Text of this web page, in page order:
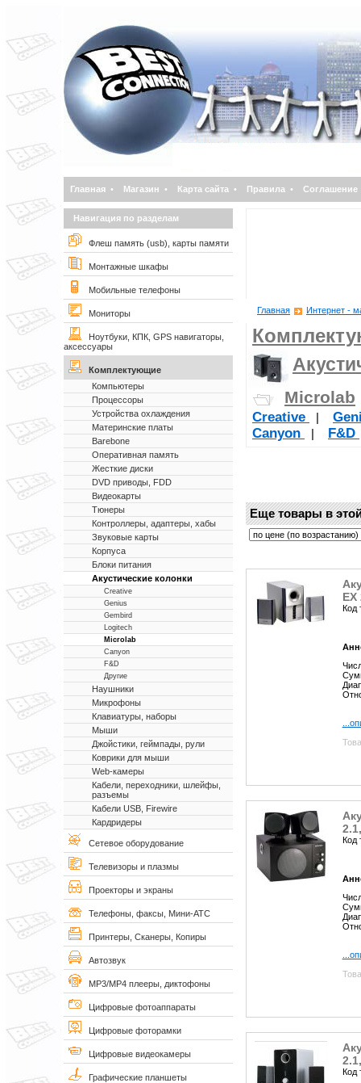
Главная • Магазин • Карта сайта • Правила • Соглашение
Навигация по разделам
Флеш память (usb), карты памяти
Монтажные шкафы
Мобильные телефоны
Мониторы
Ноутбуки, КПК, GPS навигаторы,
аксессуары
Комплектующие
Компьютеры
Процессоры
Устройства охлаждения
Материнские платы
Barebone
Оперативная память
Жесткие диски
DVD приводы, FDD
Видеокарты
Тюнеры
Контроллеры, адаптеры, хабы
Звуковые карты
Корпуса
Блоки питания
Акустические колонки
Creative
Genius
Gembird
Logitech
Microlab
Canyon
F&D
Другие
Наушники
Микрофоны
Клавиатуры, наборы
Мыши
Джойстики, геймпады, рули
Коврики для мыши
Web-камеры
Кабели, переходники, шлейфы,
разъемы
Кабели USB, Firewire
Кардридеры
Сетевое оборудование
Телевизоры и плазмы
Проекторы и экраны
Телефоны, факсы, Мини-АТС
Принтеры, Сканеры, Копиры
Автозвук
MP3/MP4 плееры, диктофоны
Цифровые фотоаппараты
Цифровые фоторамки
Цифровые видеокамеры
Графические планшеты
Главная Интернет -
Microlab
Creative |
Canyon
| F&D
Еще товары в
EX
Код
Код
Код